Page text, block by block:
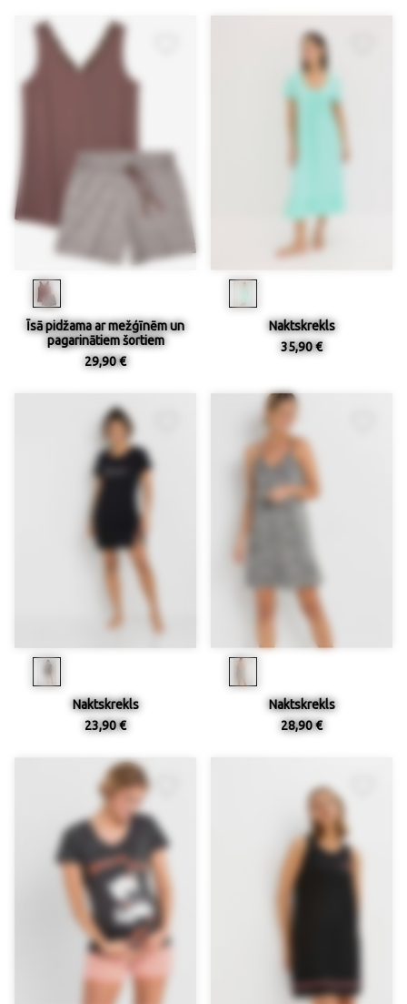
Īsā pidžama ar mežģīnēm un
pagarinātiem šortiem
29,90 €
Naktskrekls
35,90 €
Naktskrekls
23,90 €
Naktskrekls
28,90 €